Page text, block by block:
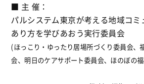
■ 主 催：
パルシステム東京が考える地域コ
あり方を学びあおう実行委員会
(ほっこり・ゆったり居場所づくり委員会、
会、明日のケアサポート委員会、ほのぼの